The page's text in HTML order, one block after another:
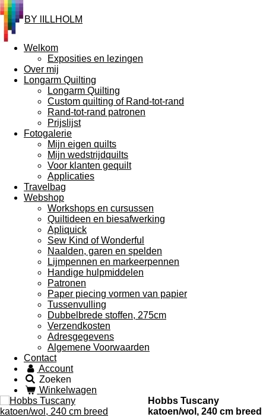
BY lILLHOLM
Welkom
Exposities en lezingen
Over mij
Longarm Quilting
Longarm Quilting
Custom quilting of Rand-tot-rand
Rand-tot-rand patronen
Prijslijst
Fotogalerie
Mijn eigen quilts
Mijn wedstrijdquilts
Voor klanten gequilt
Applicaties
Travelbag
Webshop
Workshops en cursussen
Quiltideen en biesafwerking
Apliquick
Sew Kind of Wonderful
Naalden, garen en spelden
Lijmpennen en markeerpennen
Handige hulpmiddelen
Patronen
Paper piecing vormen van papier
Tussenvulling
Dubbelbrede stoffen, 275cm
Verzendkosten
Adresgegevens
Algemene Voorwaarden
Contact
Account
Zoeken
Winkelwagen
Hobbs Tuscany
katoen/wol, 240 cm breed